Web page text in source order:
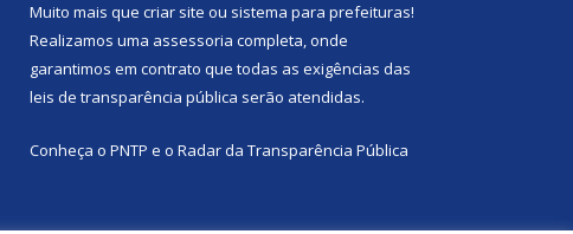
Muito mais que criar site ou sistema para prefeituras!
Realizamos uma assessoria completa, onde
garantimos em contrato que todas as exigências das
leis de transparência pública serão atendidas.
Conheça o PNTP e o Radar da Transparência Pública